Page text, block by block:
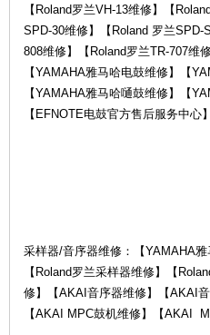
【Roland罗兰VH-13维修】【
SPD-30维修】【Roland 罗兰SPD-
808维修】【Roland罗兰TR-707维
【YAMAHA雅马哈电鼓维修】【
【YAMAHA雅马哈嗵鼓维修】【
【EFNOTE电鼓官方售后服务中心
采样器/音序器维修：【YAMAHA
【Roland罗兰采样器维修】【
修】【AKAI音序器维修】【AKAI
【AKAI MPC鼓机维修】【AKAI